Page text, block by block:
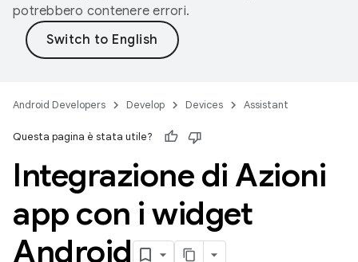
potrebbero contenere errori.
Android Developers Develop Devices Assistant
Questa pagina è stata utile?
Integrazione di Azioni
app con i widget
Android